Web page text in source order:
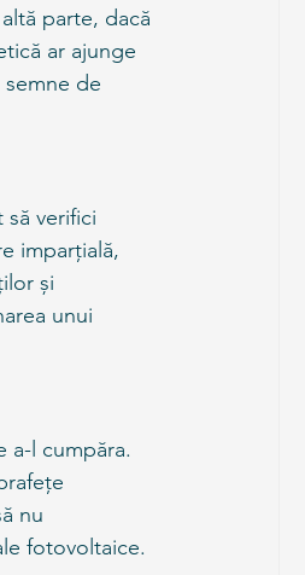
parte, dacă
ar ajunge
de
verifici
imparțială,
și
unui
a-l cumpăra.
nu
fotovoltaice.